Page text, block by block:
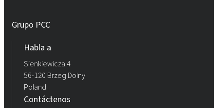
Grupo PCC
Habla a
Sienkiewicza 4
56-120 Brzeg Dolny
Poland
Contáctenos